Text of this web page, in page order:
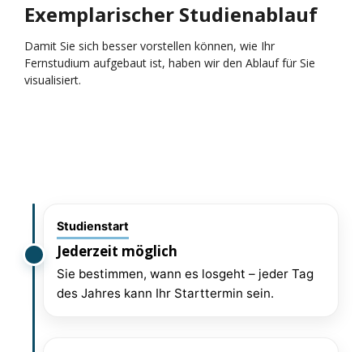
Exemplarischer Studienablauf
Damit Sie sich besser vorstellen können, wie Ihr
Fernstudium aufgebaut ist, haben wir den Ablauf für Sie
visualisiert.
Studienstart
Jederzeit möglich
Sie bestimmen, wann es losgeht – jeder Tag
des Jahres kann Ihr Starttermin sein.